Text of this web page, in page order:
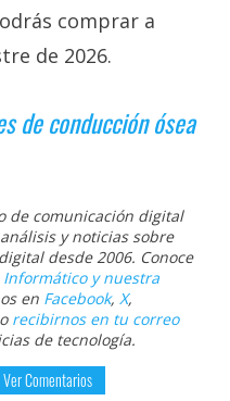
comprar a
de 2026.
de conducción ósea
de comunicación digital
y noticias sobre
desde 2006. Conoce
y nuestra
en Facebook, X,
recibirnos en tu correo
de tecnología.
Ver Comentarios